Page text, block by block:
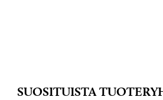
SUOSITUISTA